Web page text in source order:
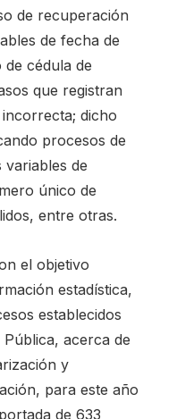
de recuperación
de fecha de
cédula de
que registran
dicho
procesos de
variables de
único de
entre otras.
el objetivo
estadística,
establecidos
acerca de
y
para este año
de 633